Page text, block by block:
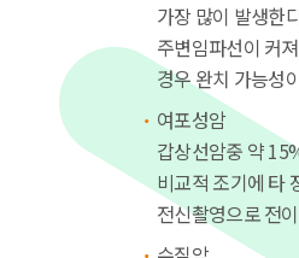
가장 많이 발생한
주변임파선이 커
경우 완치 가능성
여포성암
갑상선암중 약
비교적 조기에 타
전신촬영으로 전